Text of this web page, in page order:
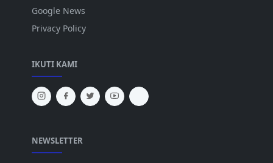
Google News
Privacy Policy
IKUTI KAMI
NEWSLETTER